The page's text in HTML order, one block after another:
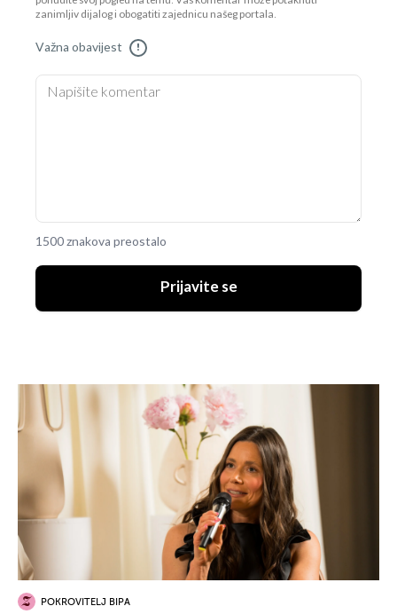
zanimljiv dijalog i obogatiti zajednicu našeg portala.
Važna obavijest !
1500 znakova preostalo
Prijavite se
POKROVITELJ BIPA